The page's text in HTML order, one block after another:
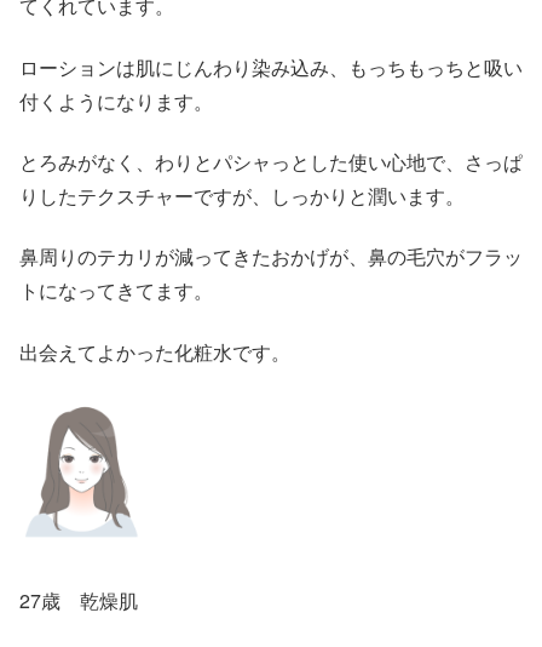
てくれています。
ローションは肌にじんわり染み込み、もっちもっちと吸い
付くようになります。
とろみがなく、わりとパシャっとした使い心地で、さっぱ
りしたテクスチャーですが、しっかりと潤います。
鼻周りのテカリが減ってきたおかげが、鼻の毛穴がフラッ
トになってきてます。
出会えてよかった化粧水です。
27歳 乾燥肌